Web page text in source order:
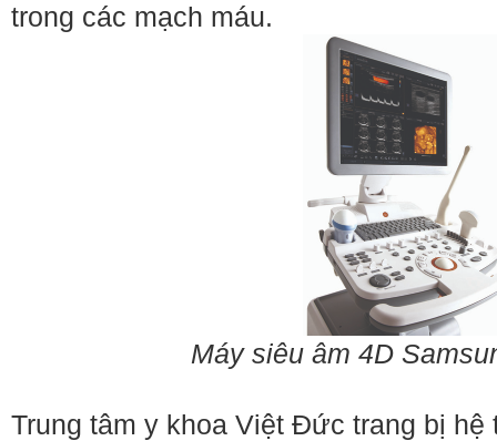
trong các mạch máu.
Máy siêu âm 4D
Trung tâm y khoa Việt Đức trang bị hệ